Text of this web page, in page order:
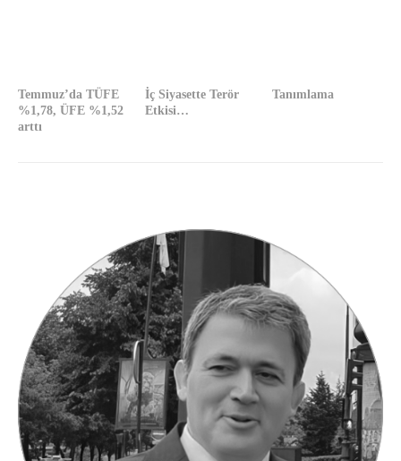
Temmuz’da TÜFE
%1,78, ÜFE %1,52
arttı
İç Siyasette Terör
Etkisi…
Tanımlama